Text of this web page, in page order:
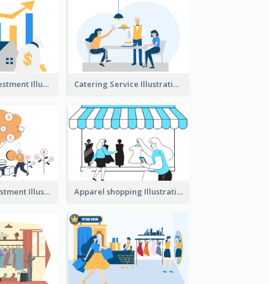
Real Estate Investment Illustration Catering Service Illustration
Youth And Investment Illustration Apparel shopping Illustration